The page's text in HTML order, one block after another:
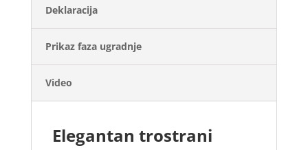
Završnu obradu do molerskih radova što
podrazumeva postavljanje mrežice i lepka
Postavljanje kaminskih rešetki za cirkulaciju
Deklaracija
Prikaz faza ugradnje
Video
Elegantan trostrani